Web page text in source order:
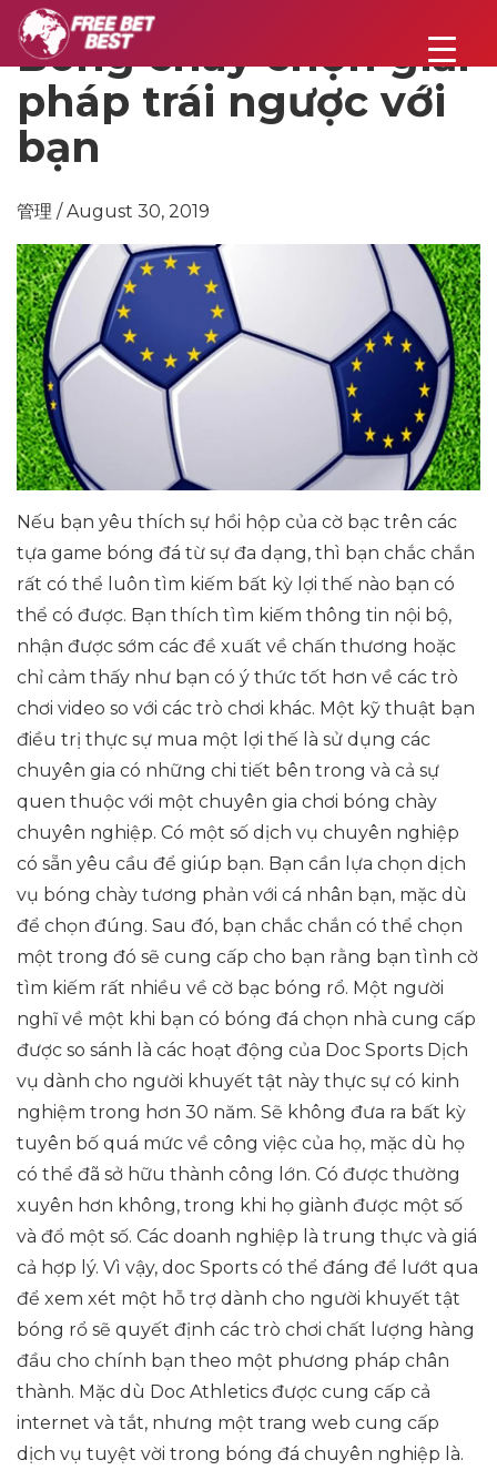
Bóng chày chọn giải
pháp trái ngược với
bạn
管理 / August 30, 2019
Nếu bạn yêu thích sự hồi hộp của cờ bạc trên các
tựa game bóng đá từ sự đa dạng, thì bạn chắc chắn
rất có thể luôn tìm kiếm bất kỳ lợi thế nào bạn có
thể có được. Bạn thích tìm kiếm thông tin nội bộ,
nhận được sớm các đề xuất về chấn thương hoặc
chỉ cảm thấy như bạn có ý thức tốt hơn về các trò
chơi video so với các trò chơi khác. Một kỹ thuật bạn
điều trị thực sự mua một lợi thế là sử dụng các
chuyên gia có những chi tiết bên trong và cả sự
quen thuộc với một chuyên gia chơi bóng chày
chuyên nghiệp. Có một số dịch vụ chuyên nghiệp
có sẵn yêu cầu để giúp bạn. Bạn cần lựa chọn dịch
vụ bóng chày tương phản với cá nhân bạn, mặc dù
để chọn đúng. Sau đó, bạn chắc chắn có thể chọn
một trong đó sẽ cung cấp cho bạn rằng bạn tình cờ
tìm kiếm rất nhiều về cờ bạc bóng rổ. Một người
nghĩ về một khi bạn có bóng đá chọn nhà cung cấp
được so sánh là các hoạt động của Doc Sports Dịch
vụ dành cho người khuyết tật này thực sự có kinh
nghiệm trong hơn 30 năm. Sẽ không đưa ra bất kỳ
tuyên bố quá mức về công việc của họ, mặc dù họ
có thể đã sở hữu thành công lớn. Có được thường
xuyên hơn không, trong khi họ giành được một số
và đổ một số. Các doanh nghiệp là trung thực và giá
cả hợp lý. Vì vậy, doc Sports có thể đáng để lướt qua
để xem xét một hỗ trợ dành cho người khuyết tật
bóng rổ sẽ quyết định các trò chơi chất lượng hàng
đầu cho chính bạn theo một phương pháp chân
thành. Mặc dù Doc Athletics được cung cấp cả
internet và tắt, nhưng một trang web cung cấp
dịch vụ tuyệt vời trong bóng đá chuyên nghiệp là.